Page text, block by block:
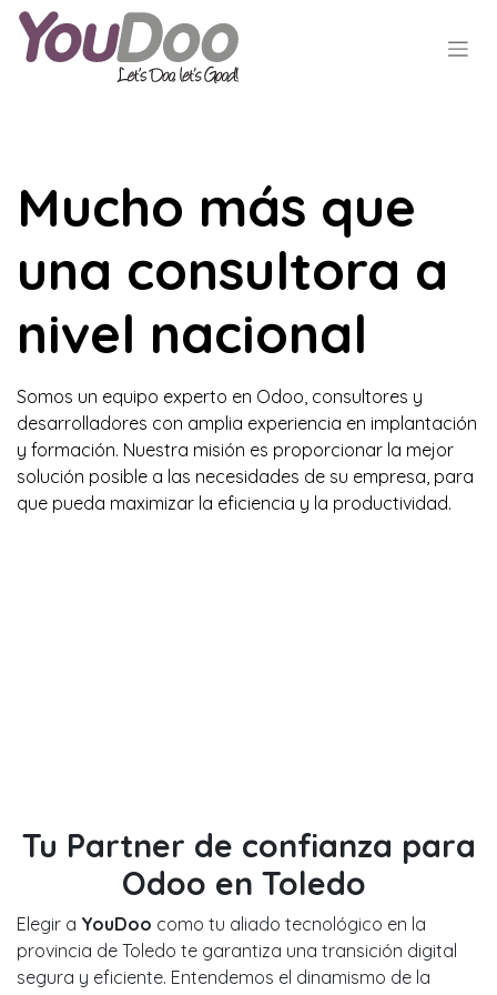
Mucho más que
una consultora a
nivel nacional
Somos un equipo experto en Odoo, consultores y
desarrolladores con amplia experiencia en implantación
y formación. Nuestra misión es proporcionar la mejor
solución posible a las necesidades de su empresa, para
que pueda maximizar la eficiencia y la productividad.
Tu Partner de confianza para
Odoo en Toledo
Elegir a YouDoo como tu aliado tecnológico en la
provincia de Toledo te garantiza una transición digital
segura y eficiente. Entendemos el dinamismo de la